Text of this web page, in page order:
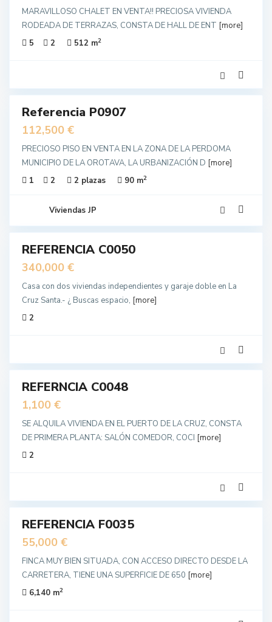
MARAVILLOSO CHALET EN VENTA!! PRECIOSA VIVIENDA
RODEADA DE TERRAZAS, CONSTA DE HALL DE ENT [more]
5
2 512 m2
Referencia P0907
112,500 €
PRECIOSO PISO EN VENTA EN LA ZONA DE LA PERDOMA
MUNICIPIO DE LA OROTAVA, LA URBANIZACIÓN D [more]
1
2 2 plazas 90 m2
Viviendas JP
REFERENCIA C0050
340,000 €
Casa con dos viviendas independientes y garaje doble en La
Cruz Santa.- ¿ Buscas espacio, [more]
2
REFERNCIA C0048
1,100 €
SE ALQUILA VIVIENDA EN EL PUERTO DE LA CRUZ, CONSTA
DE PRIMERA PLANTA: SALÓN COMEDOR, COCI [more]
2
REFERENCIA F0035
55,000 €
FINCA MUY BIEN SITUADA, CON ACCESO DIRECTO DESDE LA
CARRETERA, TIENE UNA SUPERFICIE DE 650 [more]
6,140 m2